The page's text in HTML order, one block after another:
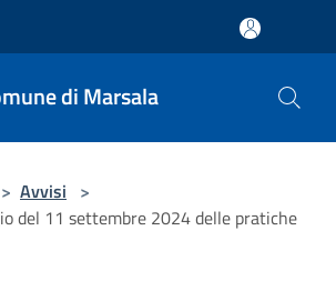
di Marsala
> Avvisi >
del 11 settembre 2024 delle pratiche